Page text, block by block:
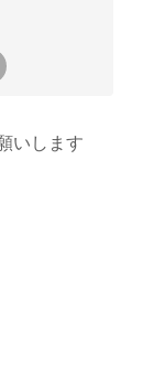
いします